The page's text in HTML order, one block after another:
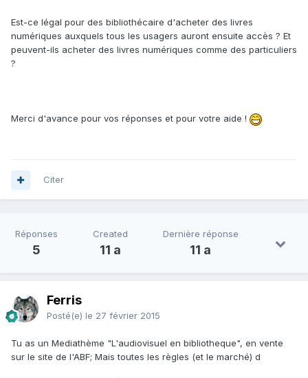
Est-ce légal pour des bibliothécaire d'acheter des livres
numériques auxquels tous les usagers auront ensuite accès ? Et
peuvent-ils acheter des livres numériques comme des particuliers
?
Merci d'avance pour vos réponses et pour votre aide !
Citer
Réponses
5
Created
11 a
Dernière réponse
11 a
Ferris
Posté(e) le 27 février 2015
Tu as un Mediathème "L'audiovisuel en bibliotheque", en vente
sur le site de l'ABF; Mais toutes les règles (et le marché) d